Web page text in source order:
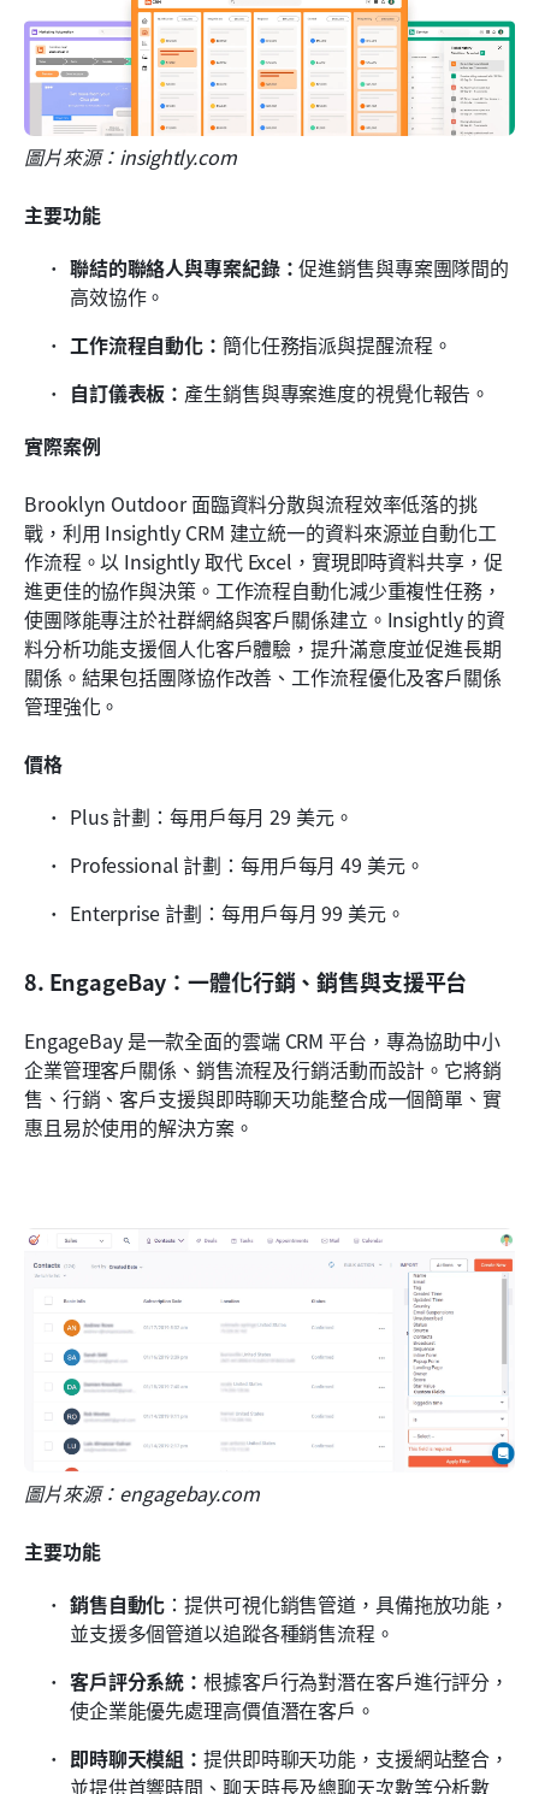
圖片來源：insightly.com
主要功能
聯結的聯絡人與專案紀錄：促進銷售與專案團隊間的
高效協作。
工作流程自動化： 簡化任務指派與提醒流程。
自訂儀表板： 產生銷售與專案進度的視覺化報告。
實際案例
Brooklyn Outdoor 面臨資料分散與流程效率低落的挑
戰，利用 Insightly CRM 建立統一的資料來源並自動化工
作流程。以 Insightly 取代 Excel，實現即時資料共享，促
進更佳的協作與決策。工作流程自動化減少重複性任務，
使團隊能專注於社群網絡與客戶關係建立。Insightly 的資
料分析功能支援個人化客戶體驗，提升滿意度並促進長期
關係。結果包括團隊協作改善、工作流程優化及客戶關係
管理強化。
價格
Plus 計劃：每用戶每月 29 美元。
Professional 計劃：每用戶每月 49 美元。
Enterprise 計劃：每用戶每月 99 美元。
8. EngageBay：一體化行銷、銷售與支援平台
EngageBay 是一款全面的雲端 CRM 平台，專為協助中小
企業管理客戶關係、銷售流程及行銷活動而設計。它將銷
售、行銷、客戶支援與即時聊天功能整合成一個簡單、實
惠且易於使用的解決方案。
圖片來源：engagebay.com
主要功能
銷售自動化 ：提供可視化銷售管道，具備拖放功能，
並支援多個管道以追蹤各種銷售流程。
客戶評分系統：根據客戶行為對潛在客戶進行評分，
使企業能優先處理高價值潛在客戶。
即時聊天模組：提供即時聊天功能，支援網站整合，
並提供首響時間、聊天時長及總聊天次數等分析數